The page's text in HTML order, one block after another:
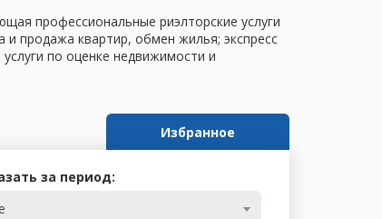
профессиональные риэлторские услуги
продажа квартир, обмен жилья; экспресс
по оценке недвижимости и
Избранное
за период: